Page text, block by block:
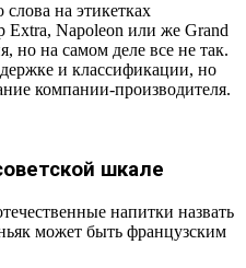
на этикетках
Extra, Napoleon или же Grand
но на самом деле все не так.
и классификации, но
компании-производителя.
шкале
напитки назвать
может быть французским